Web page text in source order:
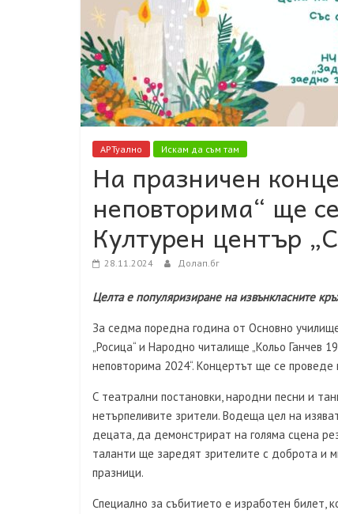
АРТуално Искам да съм там
На празничен
неповторима“ ще
Културен център
28.11.2024 Долап.бг
Целта е популяризиране на извънкласните
За седма поредна година от Основно
„Росица“ и Народно читалище „Кольо Ганчев
неповторима 2024“. Концертът ще се проведе
С театрални постановки, народни песни и
нетърпеливите зрители. Водеща цел на
децата, да демонстрират на голяма сцена
таланти ще заредят зрителите с доброта и
празници.
Специално за събитието е изработен билет,